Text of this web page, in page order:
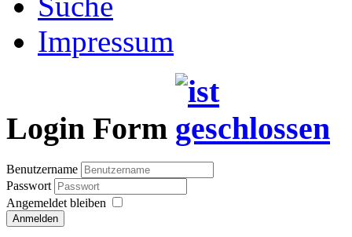
Impressum
Login Form
Benutzername
Passwort
Angemeldet bleiben
Anmelden